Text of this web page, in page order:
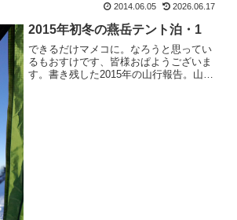
て行きます（号泣）。』そして間髪入れ
ずに まもちゃんが、ま：『...
2014.06.05 2026.06.17
2015年初冬の燕岳テント泊・1
できるだけマメコに。なろうと思ってい
るもおすけです、皆様おぱようございま
す。書き残した2015年の山行報告。山し